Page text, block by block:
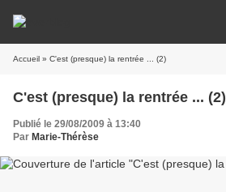
Accueil » C'est (presque) la rentrée ... (2)
C'est (presque) la rentrée ... (2)
Publié le 29/08/2009 à 13:40
Par Marie-Thérèse